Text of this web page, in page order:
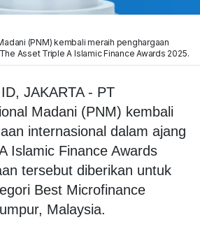
(PNM) kembali meraih penghargaan
Asset Triple A Islamic Finance Awards 2025.
JAKARTA - PT
Madani (PNM) kembali
internasional dalam ajang
Islamic Finance Awards
tersebut diberikan untuk
Best Microfinance
Malaysia.